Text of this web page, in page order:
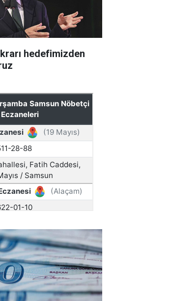
hedefimizden